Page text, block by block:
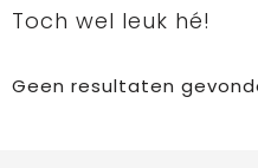
Toch wel leuk hé!
Geen resultaten